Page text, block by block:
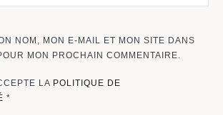
NOM, MON E-MAIL ET MON SITE DANS
MON PROCHAIN COMMENTAIRE.
LA POLITIQUE DE
*